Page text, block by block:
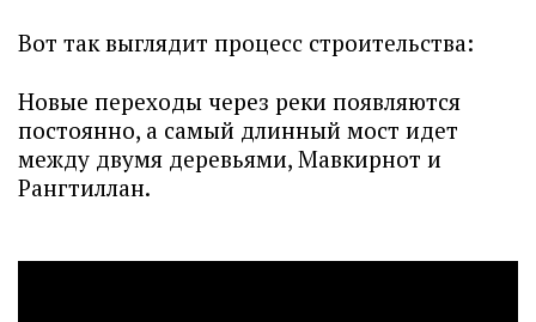
Вот так выглядит процесс строительства:
Новые переходы через реки появляются
постоянно, а самый длинный мост идет
между двумя деревьями, Мавкирнот и
Рангтиллан.